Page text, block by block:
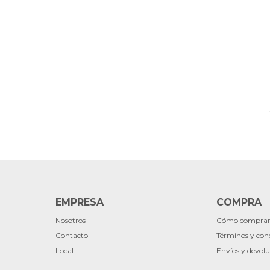
EMPRESA
Nosotros
Contacto
Local
COMPRA
Cómo comprar
Términos y
Envíos y